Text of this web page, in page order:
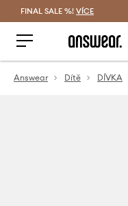
FINAL SALE %! VÍCE
Answear Dítě DÍVKA